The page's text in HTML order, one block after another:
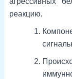
реакцию.